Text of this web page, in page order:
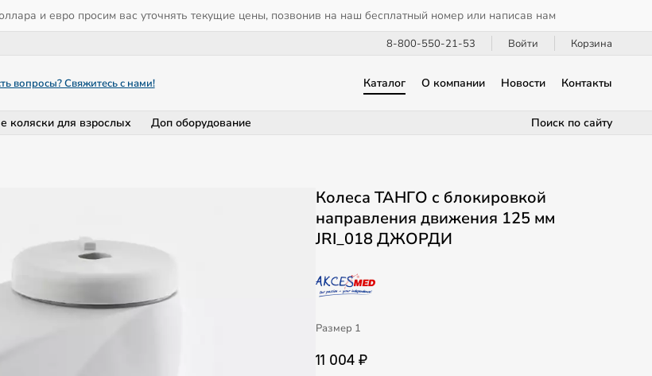
и евро просим вас уточнять текущие цены, позвонив на наш бесплатный номер или написав нам
8-800-550-21-53 Войти Корзина
вопросы? Свяжитесь с нами! Каталог О компании Новости Контакты
коляски для взрослых Доп оборудование Поиск по сайту
Колеса ТАНГО с блокировкой
направления движения 125 мм
JRI_018 ДЖОРДИ
Размер 1
11 004 ₽